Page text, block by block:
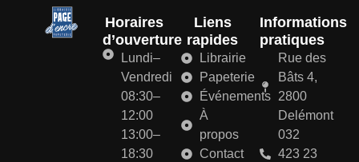
Horaires
d’ouverture
Lundi–
Vendredi
08:30–
12:00
13:00–
18:30
Liens
rapides
Librairie
Papeterie
Événements
À
propos
Contact
Informations
pratiques
Rue des
Bâts 4,
2800
Delémont
032
423 23